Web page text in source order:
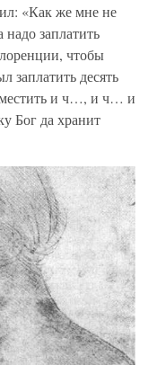
«Как же мне не
надо заплатить
чтобы
заплатить десять
и ч…, и ч… и
Бог да хранит